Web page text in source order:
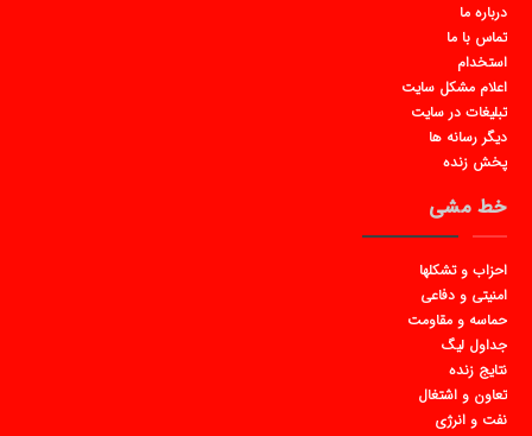
درباره ما
تماس با ما
استخدام
اعلام مشکل سایت
تبلیغات در سایت
دیگر رسانه ها
پخش زنده
خط مشی
احزاب و تشکلها
امنیتی و دفاعی
حماسه و مقاومت
جداول لیگ
نتایج زنده
تعاون و اشتغال
نفت و انرژی